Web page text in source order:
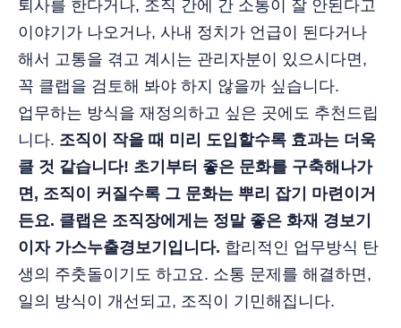
퇴사를 한다거나, 조직 간에 간 소통이 잘 안된다고
이야기가 나오거나, 사내 정치가 언급이 된다거나
해서 고통을 겪고 계시는 관리자분이 있으시다면,
꼭 클랩을 검토해 봐야 하지 않을까 싶습니다.
업무하는 방식을 재정의하고 싶은 곳에도 추천드립
니다. 조직이 작을 때 미리 도입할수록 효과는 더욱
클 것 같습니다! 초기부터 좋은 문화를 구축해나가
면, 조직이 커질수록 그 문화는 뿌리 잡기 마련이거
든요. 클랩은 조직장에게는 정말 좋은 화재 경보기
이자 가스누출경보기입니다. 합리적인 업무방식 탄
생의 주춧돌이기도 하고요. 소통 문제를 해결하면,
일의 방식이 개선되고, 조직이 기민해집니다.